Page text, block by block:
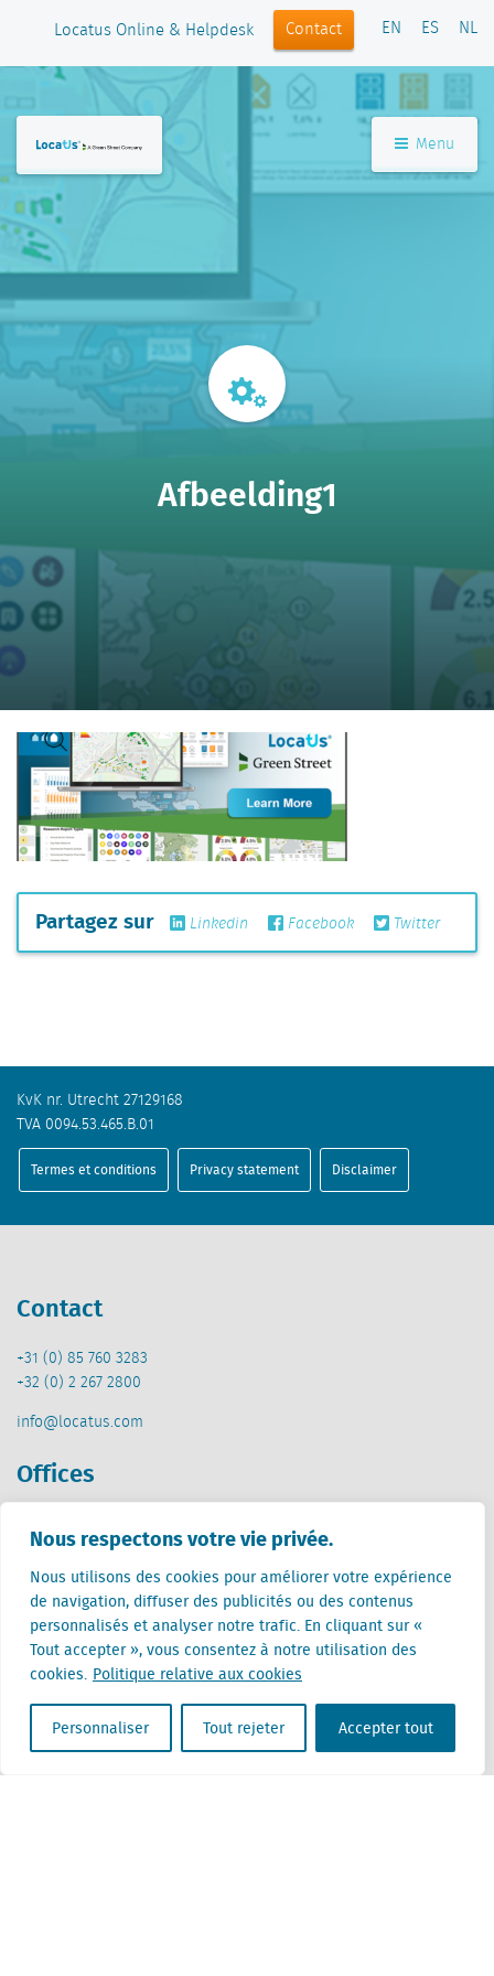
Nous respectons votre vie privée.
Nous utilisons des cookies pour améliorer votre expérience
de navigation, diffuser des publicités ou des contenus
personnalisés et analyser notre trafic. En cliquant sur «
Tout accepter », vous consentez à notre utilisation des
cookies. Politique relative aux cookies
Personnaliser Tout rejeter Accepter tout
Locatus Online & Helpdesk Contact EN ES NL
Menu
Afbeelding1
Partagez sur Linkedin Facebook Twitter
KvK nr. Utrecht 27129168
TVA 0094.53.465.B.01
Termes et conditions Privacy statement Disclaimer
Contact
+31 (0) 85 760 3283
+32 (0) 2 267 2800
info@locatus.com
Offices
Creative Valley
Stationsplein 32
3511 ED Utrecht
Belgique
Rue Cantersteen 47